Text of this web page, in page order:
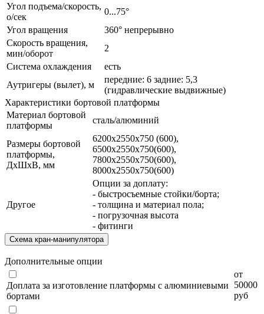
Угол подъема/скорость,
о/сек
0...75°
Угол вращения
360° непрерывно
Скорость вращения,
мин/оборот
2
Система охлаждения
есть
Аутригеры (вылет), м
передние: 6 задние: 5,3
(гидравлические выдвижные)
Характеристики бортовой платформы
Материал бортовой
платформы
сталь/алюминий
Размеры бортовой
платформы,
ДхШхВ, мм
6200х2550х750 (600),
6500х2550х750(600),
7800х2550х750(600),
8000х2550х750(600)
Другое
Опции за доплату:
- быстросъемные стойки/борта;
- толщина и материал пола;
- погрузочная высота
- фитинги
Схема кран-манипулятора
Дополнительные опции
Доплата за изготовление платформы с алюминиевыми
бортами
от
50000
руб